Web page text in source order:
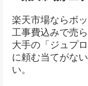
楽天市場ならボ
工事費込みで売
大手の「ジュプ
に頼む当てがな
い。